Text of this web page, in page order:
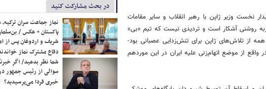
نخست وزیر ژاپن با رهبر انقلاب و سایر مقامات
روشنی آشکار است و تردیدی نیست که تیم «بی»
از تلاش‌های ژاپن برای تنش‌زدایی عصبانی بود-
از موضع اتهام‌زنی علیه ایران در این موردهم
در بحث مشارکت کنید
نماز جماعت سران
پاکستان + عکس /
شریف و اردوغان پس از
دفاع مشترک نماز
شما نظر بدهید/ اگر
سوالی از رئیس جمهور
خبری فردا می‌پرسیدید؟